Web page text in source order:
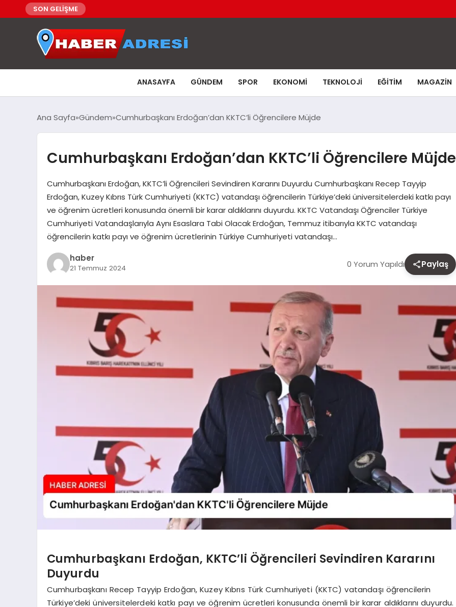
SON GELİŞME
ANASAYFA GÜNDEM SPOR EKONOMI TEKNOLOJI EĞITIM MAGAZIN
Ana Sayfa Gündem Cumhurbaşkanı Erdoğan’dan KKTC’li Öğrencilere Müjde
Cumhurbaşkanı Erdoğan’dan KKTC’li Öğrencilere Müjde
Cumhurbaşkanı Erdoğan, KKTC’li Öğrencileri Sevindiren Kararını Duyurdu Cumhurbaşkanı Recep Tayyip
Erdoğan, Kuzey Kıbrıs Türk Cumhuriyeti (KKTC) vatandaşı öğrencilerin Türkiye’deki üniversitelerdeki katkı payı
ve öğrenim ücretleri konusunda önemli bir karar aldıklarını duyurdu. KKTC Vatandaşı Öğrenciler Türkiye
Cumhuriyeti Vatandaşlarıyla Aynı Esaslara Tabi Olacak Erdoğan, Temmuz itibarıyla KKTC vatandaşı
öğrencilerin katkı payı ve öğrenim ücretlerinin Türkiye Cumhuriyeti vatandaşı…
haber
21 Temmuz 2024 0 Yorum Yapıldı Paylaş
Cumhurbaşkanı Erdoğan, KKTC’li Öğrencileri Sevindiren Kararını
Duyurdu
Cumhurbaşkanı Recep Tayyip Erdoğan, Kuzey Kıbrıs Türk Cumhuriyeti (KKTC) vatandaşı öğrencilerin
Türkiye’deki üniversitelerdeki katkı payı ve öğrenim ücretleri konusunda önemli bir karar aldıklarını duyurdu.